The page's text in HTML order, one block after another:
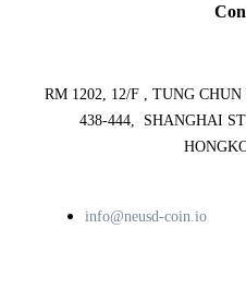
RM 1202, 12/F , TUNG
438-444, SHANGHAI
info@neusd-coin.io